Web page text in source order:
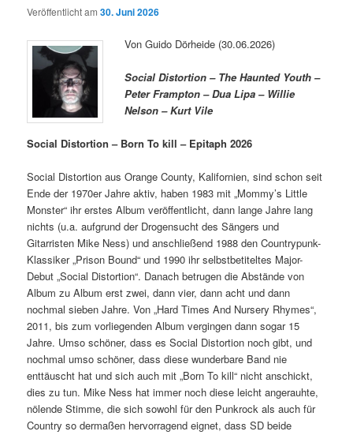
Veröffentlicht am30. Juni 2026
Von Guido Dörheide (30.06.2026)
Social Distortion – The Haunted Youth –
Peter Frampton – Dua Lipa – Willie
Nelson – Kurt Vile
Social Distortion – BornTo kill – Epitaph 2026
Social Distortion aus Orange County, Kalifornien, sind schon seit
Ende der 1970er Jahre aktiv, haben 1983 mit „Mommy’s Little
Monster“ ihr erstes Album veröffentlicht, dann lange Jahre lang
nichts (u.a. aufgrund der Drogensucht des Sängers und
Gitarristen Mike Ness) und anschließend 1988 den Countrypunk-
Klassiker „Prison Bound“ und 1990 ihr selbstbetiteltes Major-
Debut „Social Distortion“. Danach betrugen die Abstände von
Album zu Album erst zwei, dann vier, dann acht und dann
nochmal sieben Jahre. Von „Hard Times And Nursery Rhymes“,
2011, bis zum vorliegenden Album vergingen dann sogar 15
Jahre. Umso schöner, dass es Social Distortion noch gibt, und
nochmal umso schöner, dass diese wunderbare Band nie
enttäuscht hat und sich auch mit „Born To kill“ nicht anschickt,
dies zu tun. Mike Ness hat immer noch diese leicht angerauhte,
nölende Stimme, die sich sowohl für den Punkrock als auch für
Country so dermaßen hervorragend eignet, dass SD beide